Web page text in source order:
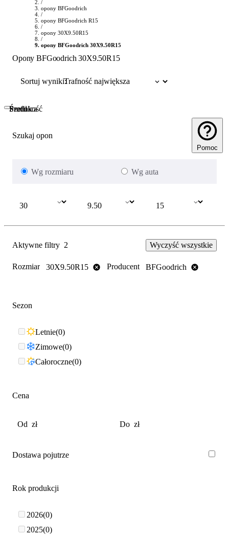
/
opony BFGoodrich
/
opony BFGoodrich R15
/
opony 30X9.50R15
/
opony BFGoodrich 30X9.50R15
Opony BFGoodrich 30X9.50R15
Sortuj wyniki:
Szukaj opon
Pomoc
Wg rozmiaru Wg auta
Szerokość
Profil
Średnica
Aktywne filtry 2 Wyczyść wszystkie
Rozmiar 30X9.50R15 Producent BFGoodrich
Sezon
Letnie 0
Zimowe 0
Całoroczne 0
Cena
Dostawa pojutrze
Rok produkcji
2026 0
2025 0